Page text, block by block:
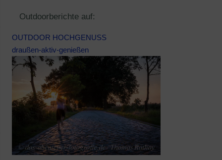
Outdoorberichte auf:
OUTDOOR HOCHGENUSS
draußen-aktiv-genießen